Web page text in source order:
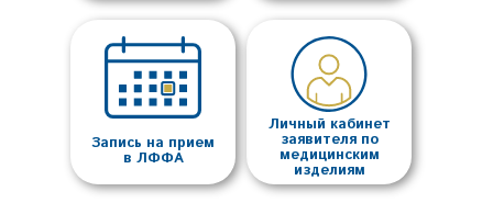
Запись на прием
в ЛФФА
Личный кабинет
заявителя по
медицинским
изделиям